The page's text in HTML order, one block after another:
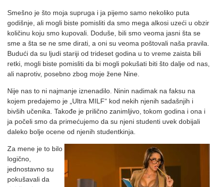
Smešno je što moja supruga i ja pijemo samo nekoliko puta
godišnje, ali mogli biste pomisliti da smo mega alkosi uzeći u obzir
količinu koju smo kupovali. Doduše, bili smo veoma jasni šta se
sme a šta se ne sme dirati, a oni su veoma poštovali naša pravila.
Budući da su ljudi stariji od trideset godina u to vreme zaista bili
retki, mogli biste pomisliti da bi mogli pokušati biti što dalje od nas,
ali naprotiv, posebno zbog moje žene Nine.
Nije nas to ni najmanje iznenadilo. Ninin nadimak na faksu na
kojem predajemo je „Ultra MILF“ kod nekih njenih sadašnjih i
bivših učenika. Takođe je prilično zanimljivo, tokom godina i ona i
ja počeli smo da primećujemo da su njeni studenti uvek dobijali
daleko bolje ocene od njenih studentkinja.
Za mene je to bilo
logično,
jednostavno su
pokušavali da